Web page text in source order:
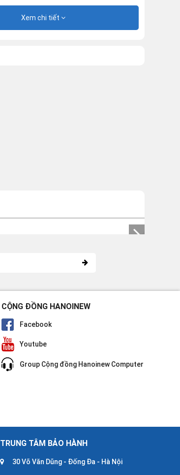
Xem chi tiết
CỘNG ĐỒNG HANOINEW
Facebook
Youtube
Group Cộng đồng Hanoinew Computer
TRUNG TÂM BẢO HÀNH
30 Võ Văn Dũng - Đống Đa - Hà Nội